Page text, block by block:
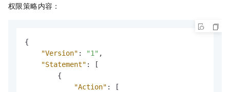
权限策略内容：
{
"Version" : "1" ,
"Statement" :
[
{
"Action" :
[